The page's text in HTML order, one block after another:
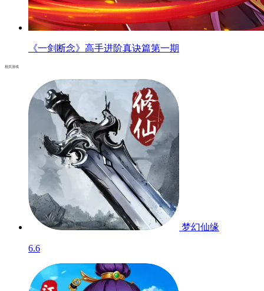
《一剑断念》高手进阶真诀篇第一期
相关游戏
梦幻仙缘
6.6